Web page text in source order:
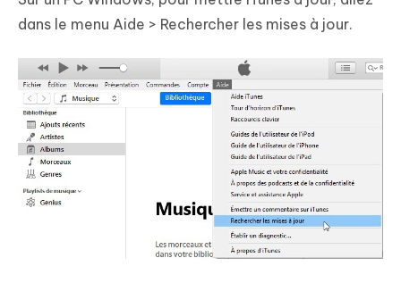
dans le menu Aide > Rechercher les mises à jour.